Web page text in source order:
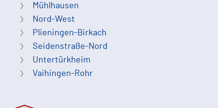
Mühlhausen
Nord-West
Plieningen-Birkach
Seidenstraße-Nord
Untertürkheim
Vaihingen-Rohr